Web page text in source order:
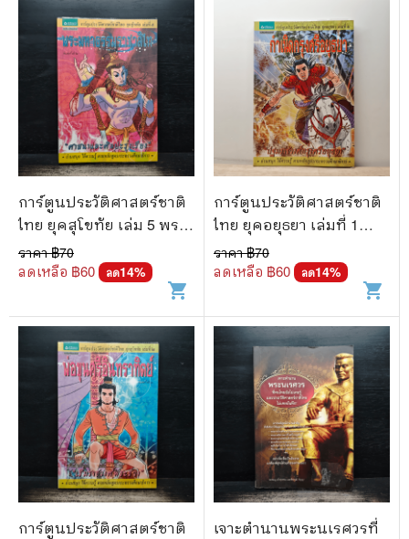
การ์ตูนประวัติศาสตร์ชาติ
ไทย ยุคสุโขทัย เล่ม 5 พระ
มหาธรรมราชาลิไท
ราคา ฿70
ลดเหลือ ฿60 ลด14%
shopping_cart
การ์ตูนประวัติศาสตร์ชาติ
ไทย ยุคอยุธยา เล่มที่ 1
กำเนิดกรุงศรีอยุธยา
ราคา ฿70
ลดเหลือ ฿60 ลด14%
shopping_cart
การ์ตูนประวัติศาสตร์ชาติ
เจาะตำนานพระนเรศวรที่